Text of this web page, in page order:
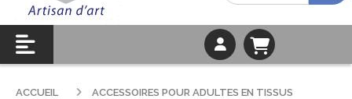
ACCUEIL
ACCESSOIRES POUR ADULTES EN TISSUS